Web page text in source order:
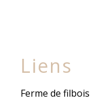
Liens
Ferme de filbois